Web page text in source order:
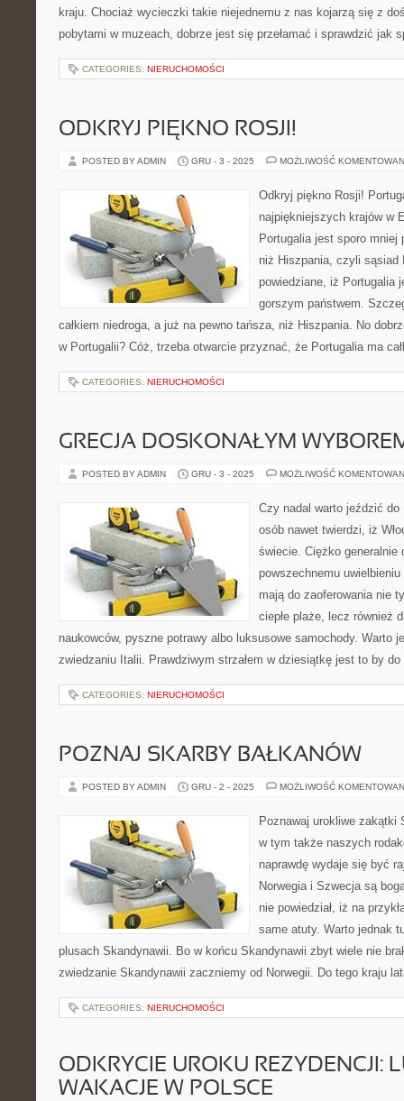
kraju. Chociaż wycieczki takie niejednemu z nas kojarzą się z
pobytami w muzeach, dobrze jest się przełamać i sprawdzić jak
CATEGORIES: NIERUCHOMOŚCI
ODKRYJ PIĘKNO ROSJI!
POSTED BY ADMIN GRU - 3 - 2025 MOŻLIWOŚĆ
Odkryj piękno Rosji!
najpiękniejszych krajów w
Portugalia jest sporo mniej
niż Hiszpania, czyli sąsiad
powiedziane, iż Portugalia
gorszym państwem.
całkiem niedroga, a już na pewno tańsza, niż Hiszpania. No
w Portugalii? Cóż, trzeba otwarcie przyznać, że Portugalia ma
CATEGORIES: NIERUCHOMOŚCI
GRECJA DOSKONAŁYM
POSTED BY ADMIN GRU - 3 - 2025 MOŻLIWOŚĆ
Czy nadal warto jeździć do
osób nawet twierdzi, iż
świecie. Ciężko generalnie
powszechnemu uwielbieniu
mają do zaoferowania nie
ciepłe plaże, lecz również
naukowców, pyszne potrawy albo luksusowe samochody. Warto
zwiedzaniu Italii. Prawdziwym strzałem w dziesiątkę jest to by
CATEGORIES: NIERUCHOMOŚCI
POZNAJ SKARBY BAŁKANÓW
POSTED BY ADMIN GRU - 2 - 2025 MOŻLIWOŚĆ
Poznawaj urokliwe zakątki
w tym także naszych
naprawdę wydaje się być
Norwegia i Szwecja są
nie powiedział, iż na
same atuty. Warto jednak
plusach Skandynawii. Bo w końcu Skandynawii zbyt wiele nie
zwiedzanie Skandynawii zaczniemy od Norwegii. Do tego kraju
CATEGORIES: NIERUCHOMOŚCI
ODKRYCIE UROKU REZYDENCJI:
WAKACJE W POLSCE